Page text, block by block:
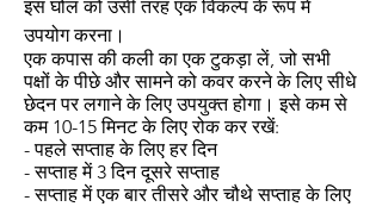
इस घोल को उसी तरह एक विकल्प के रूप में
उपयोग करना।
एक कपास की कली का एक टुकड़ा लें, जो सभी
पक्षों के पीछे और सामने को कवर करने के लिए सीधे
छेदन पर लगाने के लिए उपयुक्त होगा। इसे कम से
कम 10-15 मिनट के लिए रोक कर रखें:
- पहले सप्ताह के लिए हर दिन
- सप्ताह में 3 दिन दूसरे सप्ताह
- सप्ताह में एक बार तीसरे और चौथे सप्ताह के लिए